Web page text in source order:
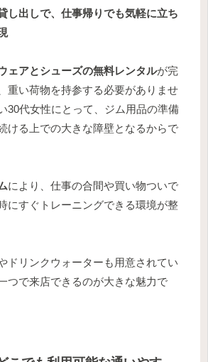
し出しで、仕事帰りでも気軽に立ち
ェアとシューズの無料レンタルが完
重い荷物を持参する必要がありませ
30代女性にとって、ジム用品の準備
ける上での大きな障壁となるからで
により、仕事の合間や買い物ついで
にすぐトレーニングできる環境が整
ドリンクウォーターも用意されてい
つで来店できるのが大きな魅力で